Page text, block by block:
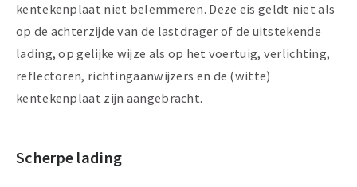
kentekenplaat niet belemmeren. Deze eis geldt niet als
op de achterzijde van de lastdrager of de uitstekende
lading, op gelijke wijze als op het voertuig, verlichting,
reflectoren, richtingaanwijzers en de (witte)
kentekenplaat zijn aangebracht.
Scherpe lading